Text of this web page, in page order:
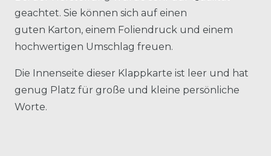
geachtet. Sie können sich auf einen
guten Karton, einem Foliendruck und einem
hochwertigen Umschlag freuen.
Die Innenseite dieser Klappkarte ist leer und hat
genug Platz für große und kleine persönliche
Worte.